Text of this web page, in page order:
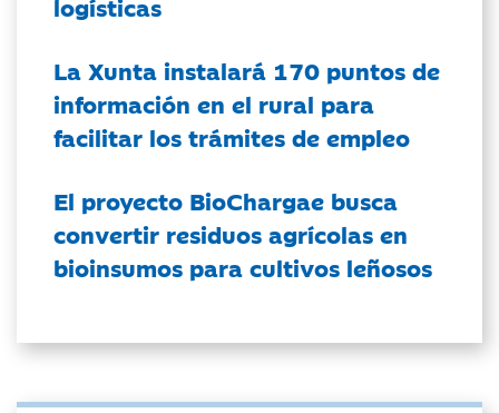
logísticas
La Xunta instalará 170 puntos de
información en el rural para
facilitar los trámites de empleo
El proyecto BioChargae busca
convertir residuos agrícolas en
bioinsumos para cultivos leñosos